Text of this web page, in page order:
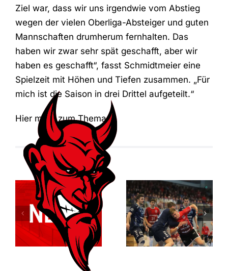
Ziel war, dass wir uns irgendwie vom Abstieg
wegen der vielen Oberliga-Absteiger und guten
Mannschaften drumherum fernhalten. Das
haben wir zwar sehr spät geschafft, aber wir
haben es geschafft“, fasst Schmidtmeier eine
Spielzeit mit Höhen und Tiefen zusammen. „Für
mich ist die Saison in drei Drittel aufgeteilt.“
Hier mehr zum Thema
Relegationsspiel
abgesagt –
RSV verbleibt
in der
Verbandsliga
Dortmund
entreißt dem
RSV
Altenbögge
die